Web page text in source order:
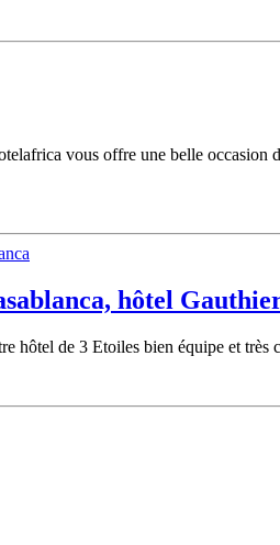
vous offre une belle
hôtel
hôtel de 3 Etoiles bien équipe et